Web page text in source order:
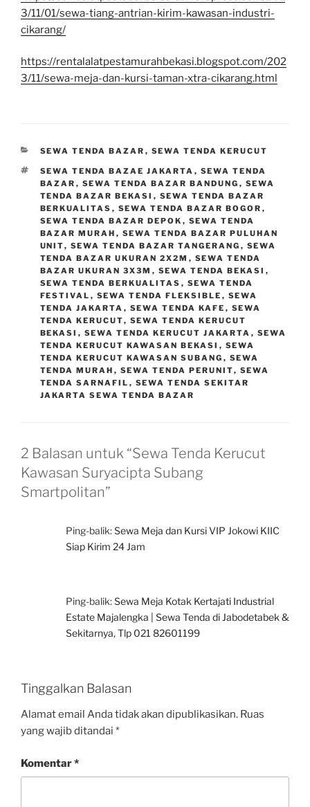
3/11/01/sewa-tiang-antrian-kirim-kawasan-industri-
cikarang/
https://rentalalatpestamurahbekasi.blogspot.com/202
3/11/sewa-meja-dan-kursi-taman-xtra-cikarang.html
KATEGORI
SEWA TENDA BAZAR , SEWA TENDA KERUCUT
TAG
SEWA TENDA BAZAE JAKARTA , SEWA TENDA
BAZAR , SEWA TENDA BAZAR BANDUNG , SEWA
TENDA BAZAR BEKASI , SEWA TENDA BAZAR
BERKUALITAS , SEWA TENDA BAZAR BOGOR ,
SEWA TENDA BAZAR DEPOK , SEWA TENDA
BAZAR MURAH , SEWA TENDA BAZAR PULUHAN
UNIT, SEWA TENDA BAZAR TANGERANG , SEWA
TENDA BAZAR UKURAN 2X2M , SEWA TENDA
BAZAR UKURAN 3X3M , SEWA TENDA BEKASI ,
SEWA TENDA BERKUALITAS , SEWA TENDA
FESTIVAL , SEWA TENDA FLEKSIBLE , SEWA
TENDA JAKARTA , SEWA TENDA KAFE , SEWA
TENDA KERUCUT, SEWA TENDA KERUCUT
BEKASI , SEWA TENDA KERUCUT JAKARTA , SEWA
TENDA KERUCUT KAWASAN BEKASI , SEWA
TENDA KERUCUT KAWASAN SUBANG , SEWA
TENDA MURAH , SEWA TENDA PERUNIT, SEWA
TENDA SARNAFIL , SEWA TENDA SEKITAR
JAKARTA SEWA TENDA BAZAR
2 Balasan untuk “Sewa Tenda Kerucut
Kawasan Suryacipta Subang
Smartpolitan”
Ping-balik:Sewa Meja dan Kursi VIP Jokowi KIIC
Siap Kirim 24 Jam
Ping-balik:Sewa Meja Kotak Kertajati Industrial
Estate Majalengka | Sewa Tenda di Jabodetabek &
Sekitarnya, Tlp 021 82601199
Tinggalkan Balasan
Alamat email Anda tidak akan dipublikasikan. Ruas
yang wajib ditandai *
Komentar*